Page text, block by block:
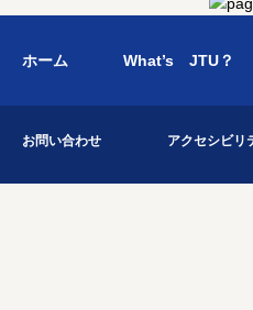
ホーム What’s JTU？
お問い合わせ アクセシビリ